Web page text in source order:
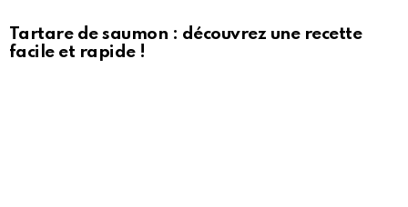
Tartare de saumon : découvrez une recette
facile et rapide !